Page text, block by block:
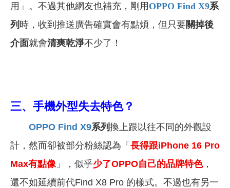
用」。不過其他網友也補充，剛用 OPPO Find X9系
列 時，收到推送廣告確實會有點煩，但只要關掉後
介面就會清爽乾淨不少了！
三、手機外型失去特色？
OPPO Find X9系列 換上跟以往不同的外觀設
計，然而卻被部分粉絲認為「 長得跟iPhone 16 Pro
Max有點像 」，似乎少了OPPO自己的品牌特色 ，
還不如延續前代Find X8 Pro 的樣式。不過也有另一